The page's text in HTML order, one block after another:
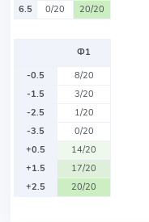
6.5
0/20 20/20
Ф1
-0.5
8/20
-1.5
3/20
-2.5
1/20
-3.5
0/20
+0.5
14/20
+1.5
17/20
+2.5
20/20